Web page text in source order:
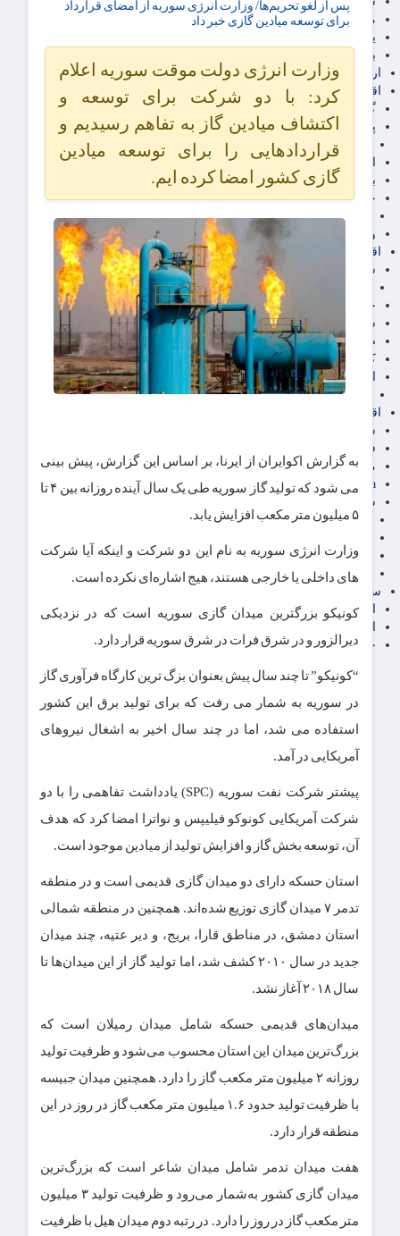
مالیات
یارانه و معیشت مردم
برق، آب و انرژی
ارز دیجیتال
اقتصاد اجتماعی
گردشگری
پزشکی، سلامت و زیبایی
ایران مدلب
بازنشستگان
حقوق و قضایی
دفتر وکیل
ورزشی
اقتصاد شهری و روستایی
شهر و مسکن و عمران
گسترش ساختمان
حمل و نقل
شهرک های صنعتی
صنایع غذایی
کشاورزی و دامداری
اخبار استان ها
استان تهران
اقتصاد بین الملل
سیاسی
فارکس
مناطق آزاد تجاری
24intermedia
سایر اخبار اقتصادی
عمومی و سرگرمی
آگهی رسمی و مزایده
آکادمی آموزش اقتصادی
سایر رسانه ها
اقتصاد فارسی
خرید انواع دیزل ژنراتور
پس از لغو تحریم‌ها/ وزارت انرژی سوریه از امضای قرارداد
برای توسعه میادین گازی خبر داد
وزارت انرژی دولت موقت سوریه اعلام
کرد: با دو شرکت برای توسعه و
اکتشاف میادین گاز به تفاهم رسیدیم و
قراردادهایی را برای توسعه میادین
گازی کشور امضا کرده ایم.
به گزارش اکوایران از ایرنا، بر اساس این گزارش، پیش بینی
می شود که تولید گاز سوریه طی یک سال آینده روزانه بین ۴ تا
۵ میلیون متر مکعب افزایش یابد.
وزارت انرژی سوریه به نام این دو شرکت و اینکه آیا شرکت
های داخلی یا خارجی هستند، هیج اشاره‌ای نکرده است.
کونیکو بزرگترین میدان گازی سوریه است که در نزدیکی
دیرالزور و در شرق فرات در شرق سوریه قرار دارد.
“کونیکو” تا چند سال پیش بعنوان بزگ ترین کارگاه فرآوری گاز
در سوریه به شمار می رفت که برای تولید برق این کشور
استفاده می شد، اما در چند سال اخیر به اشغال نیروهای
آمریکایی در آمد.
پیشتر شرکت نفت سوریه (SPC) یادداشت تفاهمی را با دو
شرکت‌ آمریکایی کونوکو فیلیپس و نواترا امضا کرد که هدف
آن، توسعه بخش گاز و افزایش تولید از میادین موجود است.
استان حسکه دارای دو میدان گازی قدیمی است و در منطقه
تدمر ۷ میدان گازی توزیع شده‌اند. همچنین در منطقه شمالی
استان دمشق، در مناطق قارا، بریج، و دیر عتیه، چند میدان
جدید در سال ۲۰۱۰ کشف شد، اما تولید گاز از این میدان‌ها تا
سال ۲۰۱۸ آغاز نشد.
میدان‌های قدیمی حسکه شامل میدان رمیلان است که
بزرگ‌ترین میدان این استان محسوب می‌شود و ظرفیت تولید
روزانه ۲ میلیون متر مکعب گاز را دارد. همچنین میدان جبیسه
با ظرفیت تولید حدود ۱.۶ میلیون متر مکعب گاز در روز در این
منطقه قرار دارد.
هفت میدان تدمر شامل میدان شاعر است که بزرگ‌ترین
میدان گازی کشور به‌شمار می‌رود و ظرفیت تولید ۳ میلیون
متر مکعب گاز در روز را دارد. در رتبه دوم میدان هیل با ظرفیت